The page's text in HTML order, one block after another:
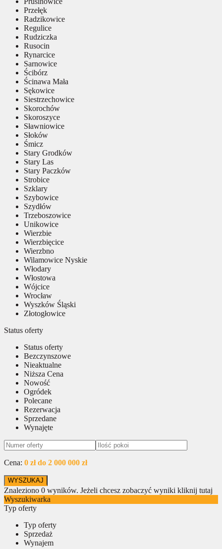
Przełęk
Radzikowice
Regulice
Rudziczka
Rusocin
Rynarcice
Sarnowice
Ścibórz
Ścinawa Mała
Sękowice
Siestrzechowice
Skorochów
Skoroszyce
Sławniowice
Słoków
Śmicz
Stary Grodków
Stary Las
Stary Paczków
Strobice
Szklary
Szybowice
Szydłów
Trzeboszowice
Unikowice
Wierzbie
Wierzbięcice
Wierzbno
Wilamowice Nyskie
Włodary
Włostowa
Wójcice
Wrocław
Wyszków Śląski
Złotogłowice
Status oferty
Status oferty
Bezczynszowe
Nieaktualne
Niższa Cena
Nowość
Ogródek
Polecane
Rezerwacja
Sprzedane
Wynajęte
Cena: 0 zł do 2 000 000 zł
Znaleziono 0 wyników. Jeżeli chcesz zobaczyć wyniki kliknij tutaj
Wyszukiwarka
Typ oferty
Typ oferty
Sprzedaż
Wynajem